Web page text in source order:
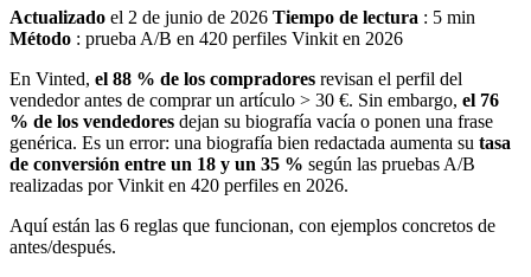
Actualizado el 2 de junio de 2026 Tiempo de lectura : 5 min
Método : prueba A/B en 420 perfiles Vinkit en 2026
En Vinted, el 88 % de los compradores revisan el perfil del
vendedor antes de comprar un artículo > 30 €. Sin embargo, el 76
% de los vendedores dejan su biografía vacía o ponen una frase
genérica. Es un error: una biografía bien redactada aumenta su tasa
de conversión entre un 18 y un 35 % según las pruebas A/B
realizadas por Vinkit en 420 perfiles en 2026.
Aquí están las 6 reglas que funcionan, con ejemplos concretos de
antes/después.